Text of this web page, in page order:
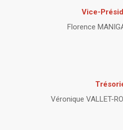
Vice-
Florence
Véronique VALLET-